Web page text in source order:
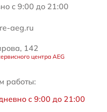
с 9:00 до 21:00
aeg.ru
142
центра AEG
работы:
с 9:00 до 21:00